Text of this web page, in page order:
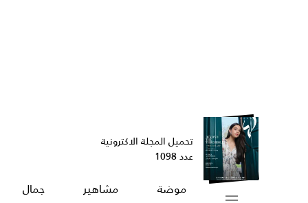
تحميل المجلة الاكترونية
عدد 1098
موضة مشاهير جمال